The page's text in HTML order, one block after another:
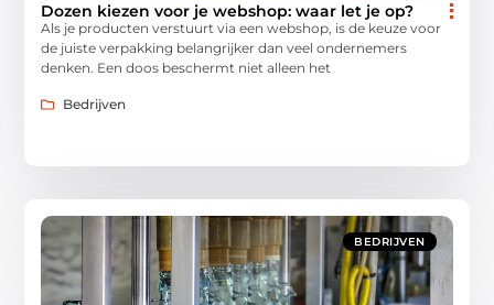
Dozen kiezen voor je webshop: waar let je op?
Als je producten verstuurt via een webshop, is de keuze voor
de juiste verpakking belangrijker dan veel ondernemers
denken. Een doos beschermt niet alleen het
Bedrijven
BEDRIJVEN